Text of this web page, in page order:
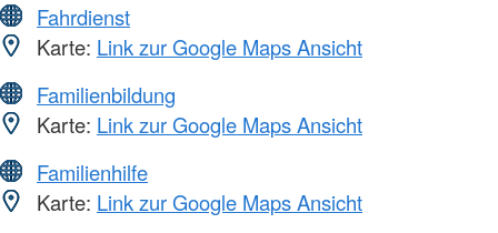
Fahrdienst
Karte: Link zur Google Maps Ansicht
Familienbildung
Karte: Link zur Google Maps Ansicht
Familienhilfe
Karte: Link zur Google Maps Ansicht